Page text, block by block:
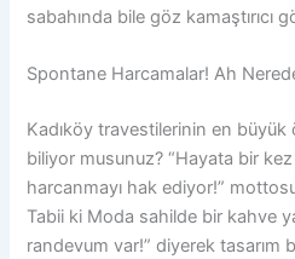
sabahında bile göz kamaştırıcı
Spontane Harcamalar! Ah
Kadıköy travestilerinin en
biliyor musunuz? “Hayata bir
harcanmayı hak ediyor!”
Tabii ki Moda sahilde bir kahve
randevum var!” diyerek tasarım